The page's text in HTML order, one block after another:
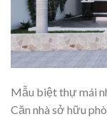
Mẫu biệt thự mái
Căn nhà sở hữu